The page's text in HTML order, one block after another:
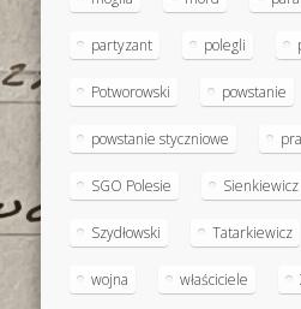
partyzant polegli
Potworowski powstanie
powstanie styczniowe
SGO Polesie Sienkiewicz
Szydłowski Tatarkiewicz
wojna właściciele